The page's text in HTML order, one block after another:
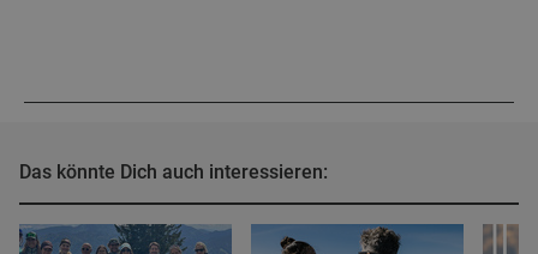
Das könnte Dich auch interessieren: